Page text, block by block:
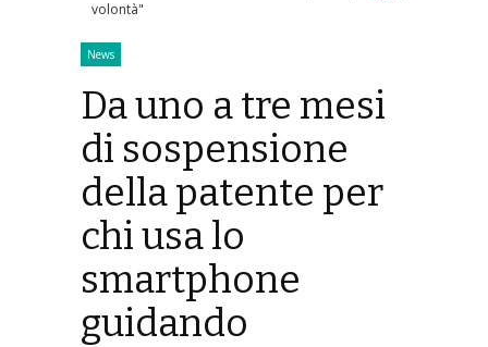
News
Da uno a tre mesi
di sospensione
della patente per
chi usa lo
smartphone
guidando